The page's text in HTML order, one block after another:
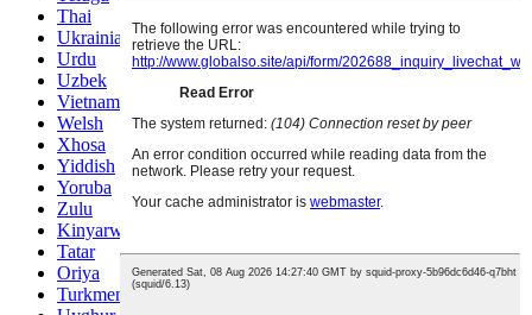
Thai
Ukrainian
Urdu
Uzbek
Vietnamese
Welsh
Xhosa
Yiddish
Yoruba
Zulu
Kinyarwanda
Tatar
Oriya
Turkmen